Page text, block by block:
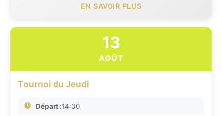
EN SAVOIR PLUS
13
AOÛT
Tournoi du Jeudi
Départ :14:00